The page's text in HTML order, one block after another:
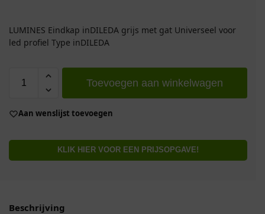
LUMINES Eindkap inDILEDA grijs met gat Universeel voor
led profiel Type inDILEDA
Toevoegen aan winkelwagen
Aan wenslijst toevoegen
KLIK HIER VOOR EEN PRIJSOPGAVE!
Beschrijving